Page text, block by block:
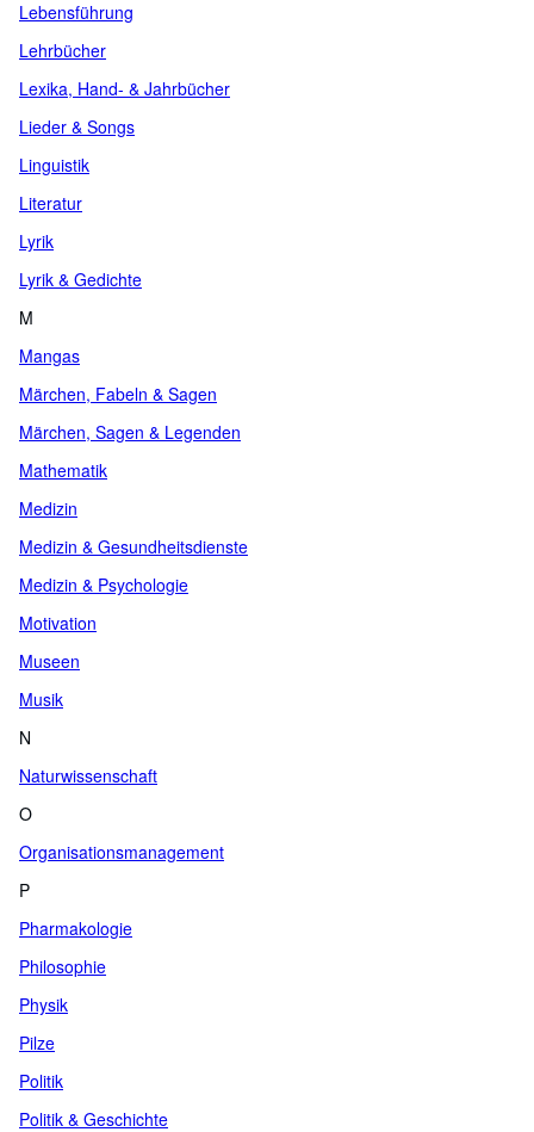
Lebensführung
Lehrbücher
Lexika, Hand- & Jahrbücher
Lieder & Songs
Linguistik
Literatur
Lyrik
Lyrik & Gedichte
M
Mangas
Märchen, Fabeln & Sagen
Märchen, Sagen & Legenden
Mathematik
Medizin
Medizin & Gesundheitsdienste
Medizin & Psychologie
Motivation
Museen
Musik
N
Naturwissenschaft
O
Organisationsmanagement
P
Pharmakologie
Philosophie
Physik
Pilze
Politik
Politik & Geschichte